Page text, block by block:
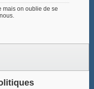
mais on oublie de se